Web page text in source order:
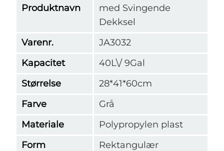
Produktnavn
med Svingende
Dekksel
Varenr.
JA3032
Kapacitet
40L\/ 9Gal
Størrelse
28*41*60cm
Farve
Grå
Materiale
Polypropylen plast
Form
Rektangulær